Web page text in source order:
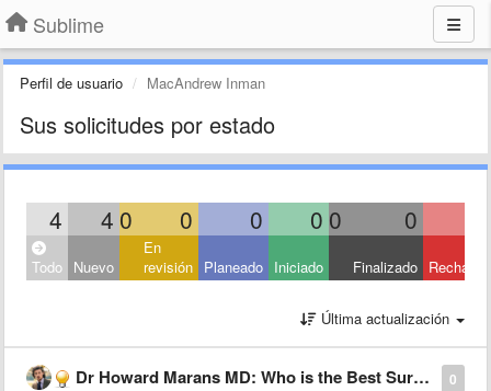
Sublime
Perfil de usuario MacAndrew Inman
Sus solicitudes por estado
4 4 0 0 0 0 0 0
Todo Nuevo
En
revisión Planeado Iniciado Finalizado
Última actualización
0
Dr Howard Marans MD: Who is the Best Surgeon in California for Fractured Wrist?